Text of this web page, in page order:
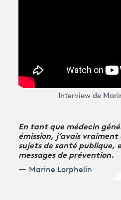
Interview de
En tant que médecin
émission, j’avais
sujets de santé publique,
messages de prévention.
Marine Lorphelin